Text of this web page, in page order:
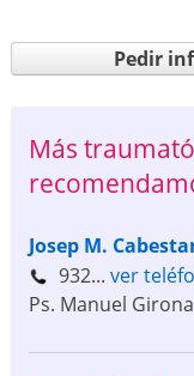
Pedir
Más
Josep M.
932... ver
Ps. Manuel